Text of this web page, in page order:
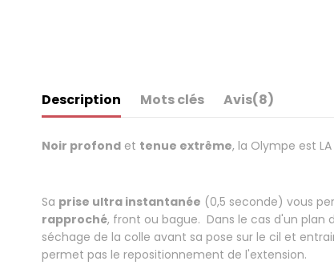
Description Mots clés Avis(8)
Noir profond et tenue extrême, la Olympe est
Sa prise ultra instantanée (0,5 seconde) vous
rapproché, front ou bague. Dans le cas d'un plan
séchage de la colle avant sa pose sur le cil et
permet pas le repositionnement de l'extension.